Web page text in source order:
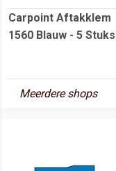
Carpoint Aftakklem
1560 Blauw - 5 Stuks
Meerdere shops